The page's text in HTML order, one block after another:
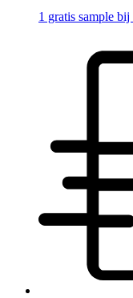
1 gratis sample